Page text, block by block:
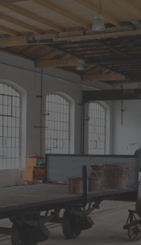
your consent to load the
service!
is not permitted to load due to
not disclosed to the visitor. The
needs to setup the site with their
add this content to the list of
technologies used.